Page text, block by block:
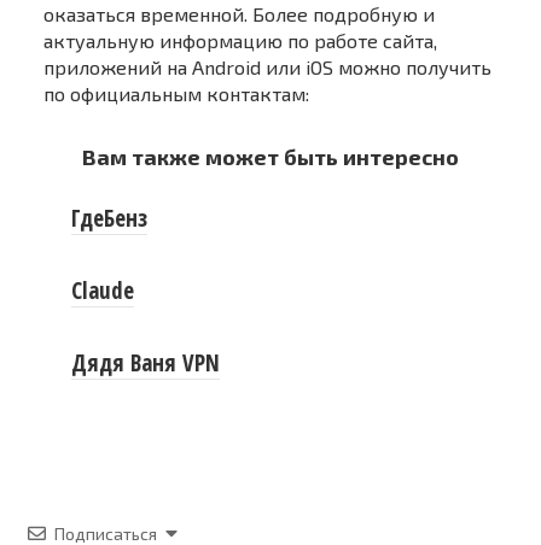
оказаться временной. Более подробную и
актуальную информацию по работе сайта,
приложений на Android или iOS можно получить
по официальным контактам:
Вам также может быть интересно
ГдеБенз
Claude
Дядя Ваня VPN
Подписаться